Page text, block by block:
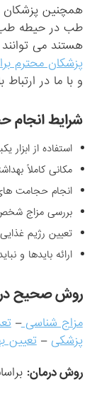
همچنین پزشکان
طب در حیطه طب
هستند می
پزشکان محترم
و با ما در ارتباط
شرایط انجام
استفاده از ابزار
مکانی کاملاً
انجام حجامت
بررسی مزاج
تعیین رژیم
ارائه بایدها و
روش صحیح
مزاج شناسی–
پزشکی –تعیین
روش درمان: